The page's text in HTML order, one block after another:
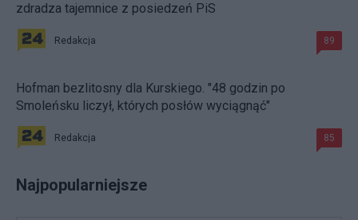
zdradza tajemnice z posiedzeń PiS
Redakcja 89
Hofman bezlitosny dla Kurskiego. "48 godzin po
Smoleńsku liczył, których posłów wyciągnąć"
Redakcja 85
Najpopularniejsze